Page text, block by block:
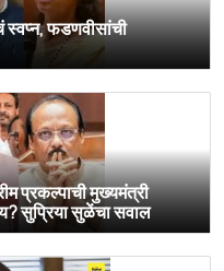
फडणवीसांची
प्रकल्पाची मुख्यमंत्री
सुप्रिया सुळेंचा सवाल